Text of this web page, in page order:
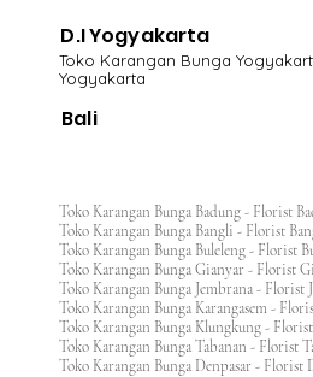
D.I Yogyakarta
Toko Karangan Bunga
Yogyakarta
Bali
Toko Karangan Bunga Badung - Florist
Toko Karangan Bunga Bangli - Florist
Toko Karangan Bunga Buleleng - Florist
Toko Karangan Bunga Gianyar - Florist
Toko Karangan Bunga Jembrana - Florist
Toko Karangan Bunga Karangasem -
Toko Karangan Bunga Klungkung -
Toko Karangan Bunga Tabanan - Florist
Toko Karangan Bunga Denpasar - Florist